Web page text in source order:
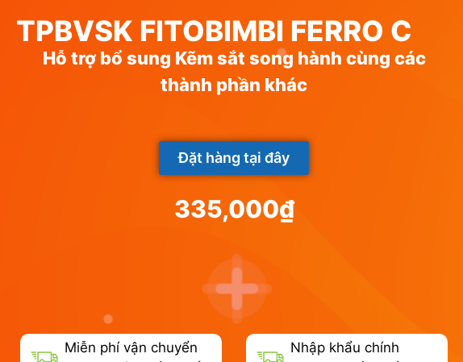
TPBVSK FITOBIMBI FERRO C
Hỗ trợ bổ sung Kẽm sắt song hành cùng các
thành phần khác
Đặt hàng tại đây
335,000₫
Miễn phí vận chuyển
Nhập khẩu chính